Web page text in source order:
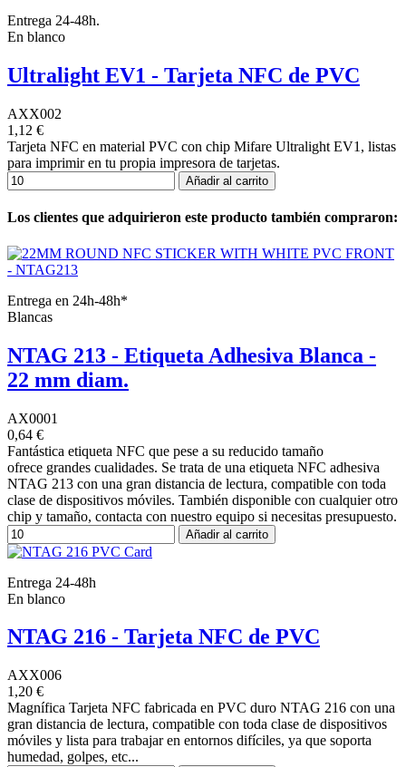
Entrega 24-48h.
En blanco
Ultralight EV1 - Tarjeta NFC de PVC
AXX002
1,12 €
Tarjeta NFC en material PVC con chip Mifare Ultralight EV1, listas
para imprimir en tu propia impresora de tarjetas.
Añadir al carrito
Los clientes que adquirieron este producto también compraron:
Entrega en 24h-48h*
Blancas
NTAG 213 - Etiqueta Adhesiva Blanca -
22 mm diam.
AX0001
0,64 €
Fantástica etiqueta NFC que pese a su reducido tamaño
ofrece grandes cualidades. Se trata de una etiqueta NFC adhesiva
NTAG 213 con una gran distancia de lectura, compatible con toda
clase de dispositivos móviles. También disponible con cualquier otro
chip y tamaño, contacta con nuestro equipo si necesitas presupuesto.
Añadir al carrito
Entrega 24-48h
En blanco
NTAG 216 - Tarjeta NFC de PVC
AXX006
1,20 €
Magnífica Tarjeta NFC fabricada en PVC duro NTAG 216 con una
gran distancia de lectura, compatible con toda clase de dispositivos
móviles y lista para trabajar en entornos difíciles, ya que soporta
humedad, golpes, etc...